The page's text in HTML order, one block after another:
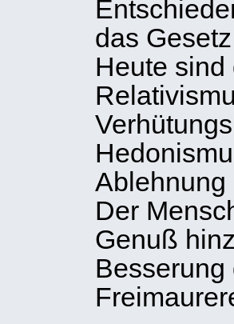
das
Heute sind
Ablehnung
Der
Genuß